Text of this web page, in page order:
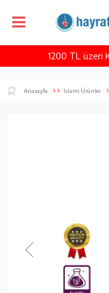
1200 TL üzeri
Anasayfa İslami Ürünler